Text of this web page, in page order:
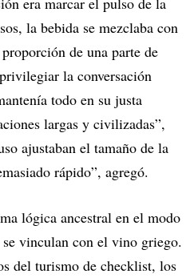
la bebida se mezclaba con
de una parte de
la conversación
todo en su justa
largas y civilizadas”,
ajustaban el tamaño de la
rápido”, agregó.
lógica ancestral en el modo
vinculan con el vino griego.
del turismo de checklist, los